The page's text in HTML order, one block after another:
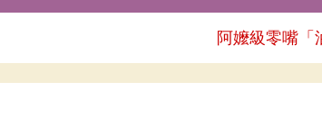
阿嬤級零嘴「